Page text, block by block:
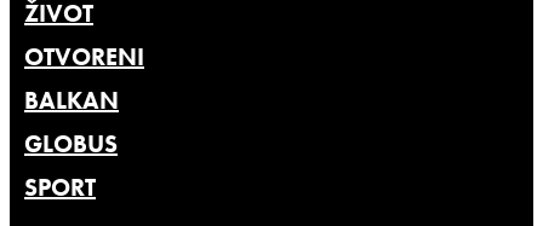
ŽIVOT
OTVORENI
BALKAN
GLOBUS
SPORT